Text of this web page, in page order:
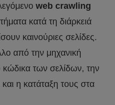
web crawling
κατά τη διάρκειά
καινούριες σελίδες.
από την μηχανική
των σελίδων, την
η κατάταξη τους στα